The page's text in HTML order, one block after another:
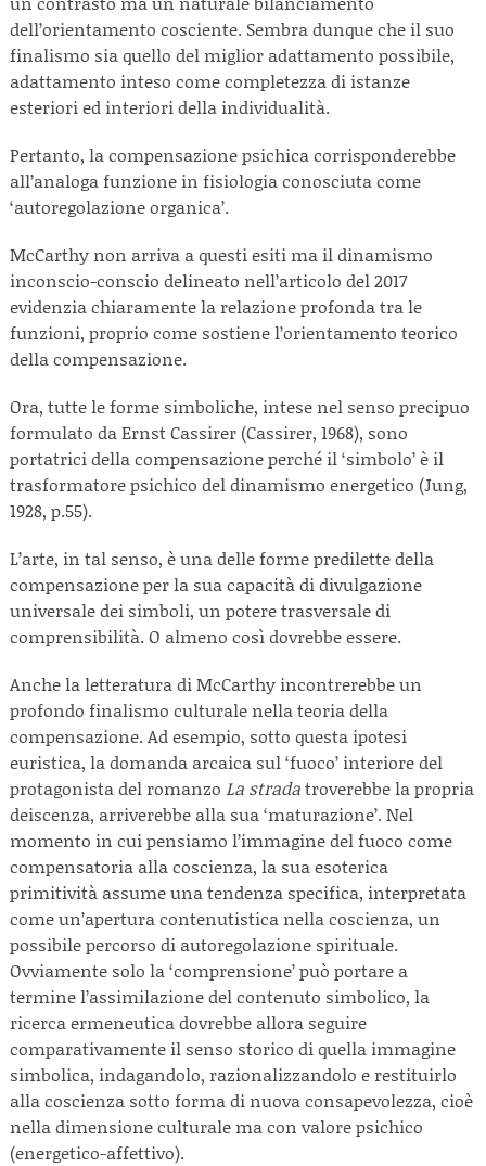
dell’orientamento cosciente. Sembra dunque che il suo
finalismo sia quello del miglior adattamento possibile,
adattamento inteso come completezza di istanze
esteriori ed interiori della individualità.
Pertanto, la compensazione psichica corrisponderebbe
all’analoga funzione in fisiologia conosciuta come
‘autoregolazione organica’.
McCarthy non arriva a questi esiti ma il dinamismo
inconscio-conscio delineato nell’articolo del 2017
evidenzia chiaramente la relazione profonda tra le
funzioni, proprio come sostiene l’orientamento teorico
della compensazione.
Ora, tutte le forme simboliche, intese nel senso precipuo
formulato da Ernst Cassirer (Cassirer, 1968), sono
portatrici della compensazione perché il ‘simbolo’ è il
trasformatore psichico del dinamismo energetico (Jung,
1928, p.55).
L’arte, in tal senso, è una delle forme predilette della
compensazione per la sua capacità di divulgazione
universale dei simboli, un potere trasversale di
comprensibilità. O almeno così dovrebbe essere.
Anche la letteratura di McCarthy incontrerebbe un
profondo finalismo culturale nella teoria della
compensazione. Ad esempio, sotto questa ipotesi
euristica, la domanda arcaica sul ‘fuoco’ interiore del
protagonista del romanzo La stradatroverebbe la propria
deiscenza, arriverebbe alla sua ‘maturazione’. Nel
momento in cui pensiamo l’immagine del fuoco come
compensatoria alla coscienza, la sua esoterica
primitività assume una tendenza specifica, interpretata
come un’apertura contenutistica nella coscienza, un
possibile percorso di autoregolazione spirituale.
Ovviamente solo la ‘comprensione’ può portare a
termine l’assimilazione del contenuto simbolico, la
ricerca ermeneutica dovrebbe allora seguire
comparativamente il senso storico di quella immagine
simbolica, indagandolo, razionalizzandolo e restituirlo
alla coscienza sotto forma di nuova consapevolezza, cioè
nella dimensione culturale ma con valore psichico
(energetico-affettivo).